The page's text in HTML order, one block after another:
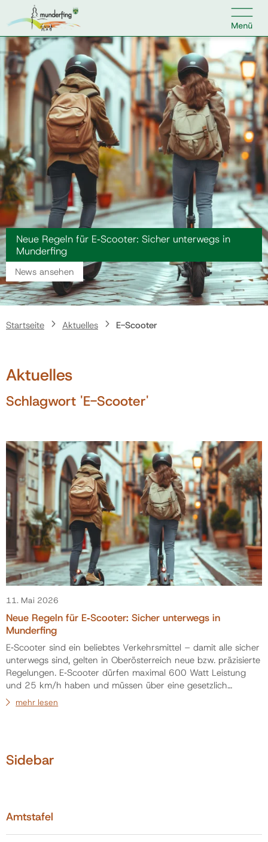
Kontakt 
Suche nach:
Home
Kundenservice
Ihr Anliegen
Veranstaltungen
Jobs
Politik
Kontakt
Neue Regeln für E‑Scooter: Sicher unterwegs in
Munderfing
News ansehen
Startseite Aktuelles E-Scooter
Aktuelles
Schlagwort 'E-Scooter'
11. Mai 2026
Neue Regeln für E‑Scooter: Sicher unterwegs in
Munderfing
E‑Scooter sind ein beliebtes Verkehrsmittel – damit alle sicher
unterwegs sind, gelten in Oberösterreich neue bzw. präzisierte
Regelungen. E‑Scooter dürfen maximal 600 Watt Leistung
und 25 km/h haben und müssen über eine gesetzlich
vorgeschriebene Ausstattung verfügen. Neu verpflichtend sind
fixe Blinker sowie ein akustisches Signal (Glocke, Klingel oder
mehr lesen
Sidebar
Amtstafel